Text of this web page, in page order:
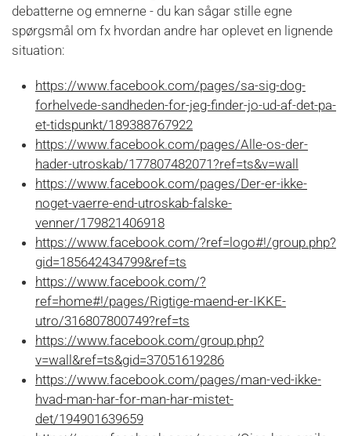
debatterne og emnerne - du kan sågar stille egne
spørgsmål om fx hvordan andre har oplevet en lignende
situation:
https://www.facebook.com/pages/sa-sig-dog-
forhelvede-sandheden-for-jeg-finder-jo-ud-af-det-pa-
et-tidspunkt/189388767922
https://www.facebook.com/pages/Alle-os-der-
hader-utroskab/177807482071?ref=ts&v=wall
https://www.facebook.com/pages/Der-er-ikke-
noget-vaerre-end-utroskab-falske-
venner/179821406918
https://www.facebook.com/?ref=logo#!/group.php?
gid=185642434799&ref=ts
https://www.facebook.com/?
ref=home#!/pages/Rigtige-maend-er-IKKE-
utro/316807800749?ref=ts
https://www.facebook.com/group.php?
v=wall&ref=ts&gid=37051619286
https://www.facebook.com/pages/man-ved-ikke-
hvad-man-har-for-man-har-mistet-
det/194901639659